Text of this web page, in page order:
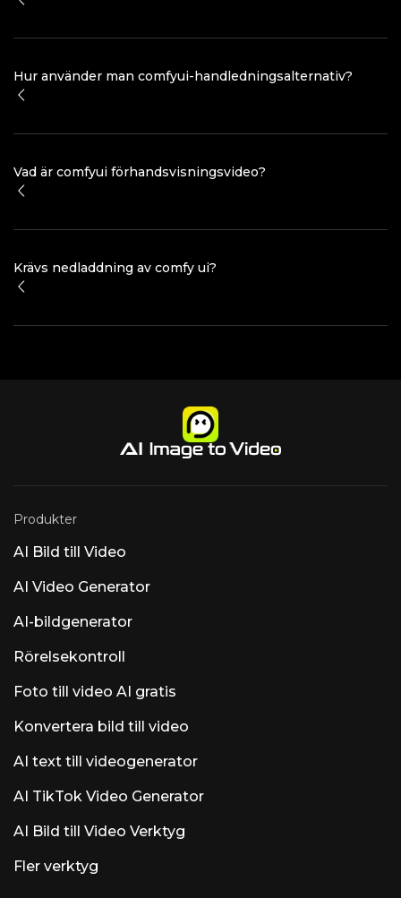
Hur använder man comfyui-handledningsalternativ?
Vad är comfyui förhandsvisningsvideo?
Krävs nedladdning av comfy ui?
Produkter
AI Bild till Video
AI Video Generator
AI-bildgenerator
Rörelsekontroll
Foto till video AI gratis
Konvertera bild till video
AI text till videogenerator
AI TikTok Video Generator
AI Bild till Video Verktyg
Fler verktyg